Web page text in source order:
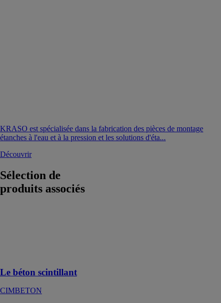
KRASO est spécialisée dans la fabrication des pièces de montage
étanches à l'eau et à la pression et les solutions d'éta...
Découvrir
Sélection de
produits associés
Le béton scintillant
CIMBETON